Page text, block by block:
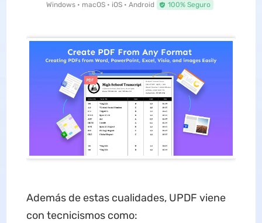
Windows • macOS • iOS • Android 100% Seguro
Además de estas cualidades, UPDF viene
con tecnicismos como: